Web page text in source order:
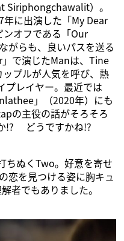
Siriphongchawalit）。
に出演した「My Dear
オフである「Our
がらも、良いパスを送る
で演じたManは、Tine
プルが人気を呼び、熱
プレイヤー。最近では
」（2020年）にも
の主役の話がそろそろ
!? どうですかね!?
ちぬくTwo。好意を寄せ
恋を見つける姿に胸キュ
者でもありました。